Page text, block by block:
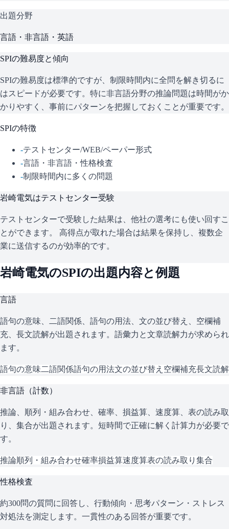
出題分野
言語・非言語・英語
SPIの難易度と傾向
SPIの難易度は標準的ですが、制限時間内に全問を解き切るに
はスピードが必要です。特に非言語分野の推論問題は時間がか
かりやすく、事前にパターンを把握しておくことが重要です。
SPIの特徴
-テストセンター/WEB/ペーパー形式
-言語・非言語・性格検査
-制限時間内に多くの問題
岩崎電気はテストセンター受験
テストセンターで受験した結果は、他社の選考にも使い回すこ
とができます。 高得点が取れた場合は結果を保持し、複数企
業に送信するのが効率的です。
岩崎電気のSPIの出題内容と例題
言語
語句の意味、二語関係、語句の用法、文の並び替え、空欄補
充、長文読解が出題されます。語彙力と文章読解力が求められ
ます。
語句の意味二語関係語句の用法文の並び替え 空欄補充長文読解
非言語（計数）
推論、順列・組み合わせ、確率、損益算、速度算、表の読み取
り、集合が出題されます。短時間で正確に解く計算力が必要で
す。
推論順列・組み合わせ確率損益算速度算表の読み取り 集合
性格検査
約300問の質問に回答し、行動傾向・思考パターン・ストレス
対処法を測定します。一貫性のある回答が重要です。